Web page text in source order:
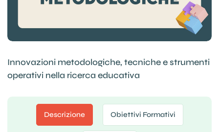
Innovazioni metodologiche, tecniche e strumenti
operativi nella ricerca educativa
Descrizione Obiettivi Formativi